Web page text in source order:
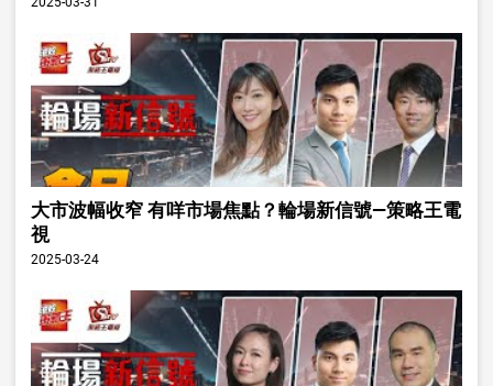
大市波幅收窄 有咩市場焦點？輪場新信號—策略王電
視
2025-03-24